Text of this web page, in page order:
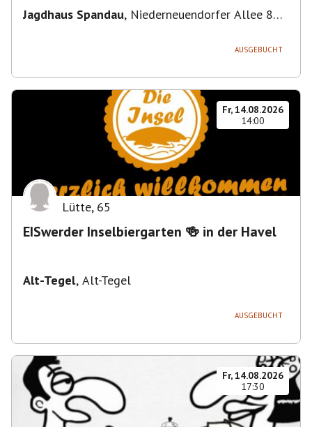
Jagdhaus Spandau, Niederneuendorfer Allee 80,
AUSGEBUCHT
Fr, 14.08.2026
14:00
Lütte, 65
EISwerder Inselbiergarten 🍻 in der Havel
Alt-Tegel, Alt-Tegel
AUSGEBUCHT
Fr, 14.08.2026
17:30